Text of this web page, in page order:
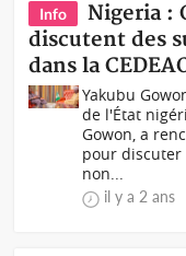
Info
Nigeria :
discutent des
dans la
Yakubu
de l'État
Gowon, a
pour discuter
non...
il y a 2 ans